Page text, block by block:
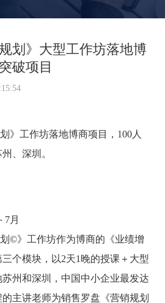
划》大型工作坊落地博
破项目
》工作坊落地博商项目，100人
、深圳。
7月
©》工作坊作为博商的《业绩增
个模块，以2天1晚的授课＋大型
州和深圳，中国中小企业最发达
主讲老师为销售罗盘《营销规划